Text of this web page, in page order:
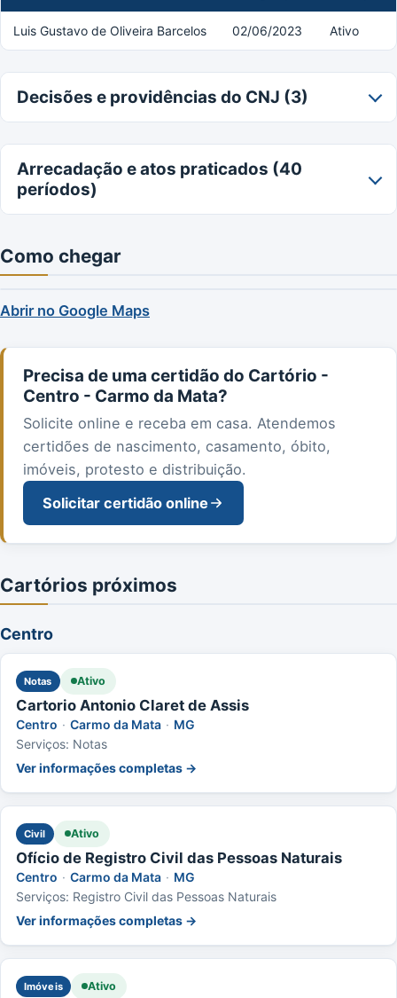
Luis Gustavo de Oliveira Barcelos 02/06/2023 Ativo
Decisões e providências do CNJ (3)
Arrecadação e atos praticados (40
períodos)
Como chegar
Abrir no Google Maps
Precisa de uma certidão do Cartório -
Centro - Carmo da Mata?
Solicite online e receba em casa. Atendemos
certidões de nascimento, casamento, óbito,
imóveis, protesto e distribuição.
Solicitar certidão online
Cartórios próximos
Centro
Notas Ativo
Cartorio Antonio Claret de Assis
Centro · Carmo da Mata · MG
Serviços: Notas
Ver informações completas →
Civil Ativo
Ofício de Registro Civil das Pessoas Naturais
Centro · Carmo da Mata · MG
Serviços: Registro Civil das Pessoas Naturais
Ver informações completas →
Imóveis Ativo